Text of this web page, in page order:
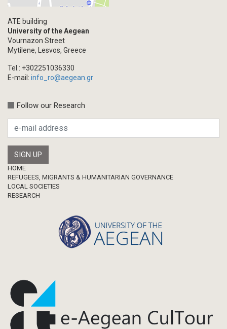
ATE building
University of the Aegean
Vournazon Street
Mytilene, Lesvos, Greece
Tel.: +302251036330
E-mail: info_ro@aegean.gr
Follow our Research
Footer
HOME
REFUGEES, MIGRANTS & HUMANITARIAN GOVERNANCE
LOCAL SOCIETIES
RESEARCH